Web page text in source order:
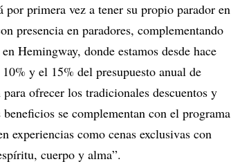
por primera vez a tener su propio parador en
presencia en paradores, complementando
Hemingway, donde estamos desde hace
y el 15% del presupuesto anual de
ofrecer los tradicionales descuentos y
se complementan con el programa
experiencias como cenas exclusivas con
cuerpo y alma”.